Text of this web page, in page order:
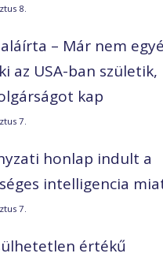
8.
– Már nem
az USA-ban születik,
kap
7.
honlap indult a
intelligencia
7.
értékű